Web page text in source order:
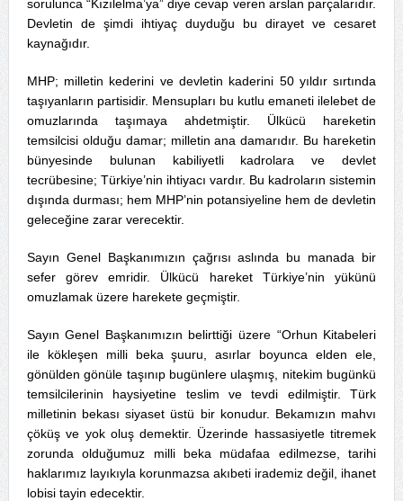
sorulunca “Kızılelma’ya” diye cevap veren arslan parçalarıdır.
Devletin de şimdi ihtiyaç duyduğu bu dirayet ve cesaret
kaynağıdır.
MHP; milletin kederini ve devletin kaderini 50 yıldır sırtında
taşıyanların partisidir. Mensupları bu kutlu emaneti ilelebet de
omuzlarında taşımaya ahdetmiştir. Ülkücü hareketin
temsilcisi olduğu damar; milletin ana damarıdır. Bu hareketin
bünyesinde bulunan kabiliyetli kadrolara ve devlet
tecrübesine; Türkiye’nin ihtiyacı vardır. Bu kadroların sistemin
dışında durması; hem MHP’nin potansiyeline hem de devletin
geleceğine zarar verecektir.
Sayın Genel Başkanımızın çağrısı aslında bu manada bir
sefer görev emridir. Ülkücü hareket Türkiye’nin yükünü
omuzlamak üzere harekete geçmiştir.
Sayın Genel Başkanımızın belirttiği üzere “Orhun Kitabeleri
ile kökleşen milli beka şuuru, asırlar boyunca elden ele,
gönülden gönüle taşınıp bugünlere ulaşmış, nitekim bugünkü
temsilcilerinin haysiyetine teslim ve tevdi edilmiştir. Türk
milletinin bekası siyaset üstü bir konudur. Bekamızın mahvı
çöküş ve yok oluş demektir. Üzerinde hassasiyetle titremek
zorunda olduğumuz milli beka müdafaa edilmezse, tarihi
haklarımız layıkıyla korunmazsa akıbeti irademiz değil, ihanet
lobisi tayin edecektir.